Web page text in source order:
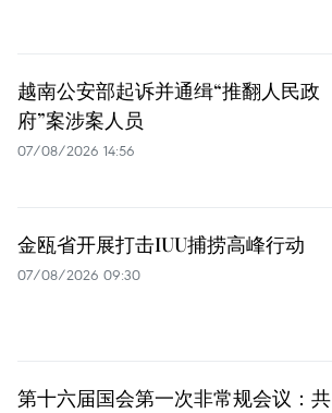
越南公安部起诉并通缉“推翻人民政
府”案涉案人员
07/08/2026 14:56
金瓯省开展打击IUU捕捞高峰行动
07/08/2026 09:30
第十六届国会第一次非常规会议：共